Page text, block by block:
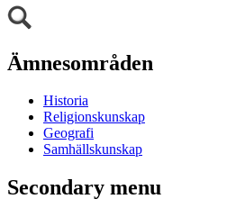
Ämnesområden
Historia
Religionskunskap
Geografi
Samhällskunskap
Secondary menu